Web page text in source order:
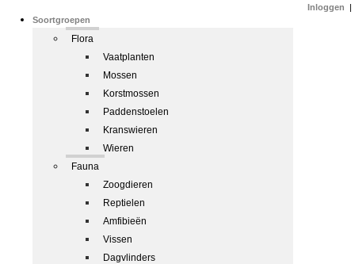
Soortgroepen
Flora
Vaatplanten
Mossen
Korstmossen
Paddenstoelen
Kranswieren
Wieren
Fauna
Zoogdieren
Reptielen
Amfibieën
Vissen
Dagvlinders
Inloggen |